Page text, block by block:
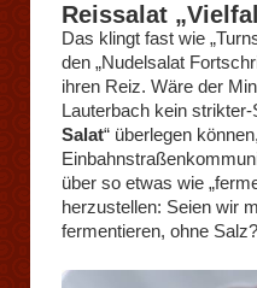
Reissalat
Das klingt fast wie
den „Nudelsalat
ihren Reiz. Wäre der
Lauterbach kein
Salat“ überlegen
über so etwas wie
herzustellen: Seien wir
fermentieren, ohne Salz?